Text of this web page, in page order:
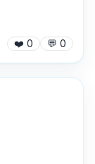
❤️ 0 💬 0